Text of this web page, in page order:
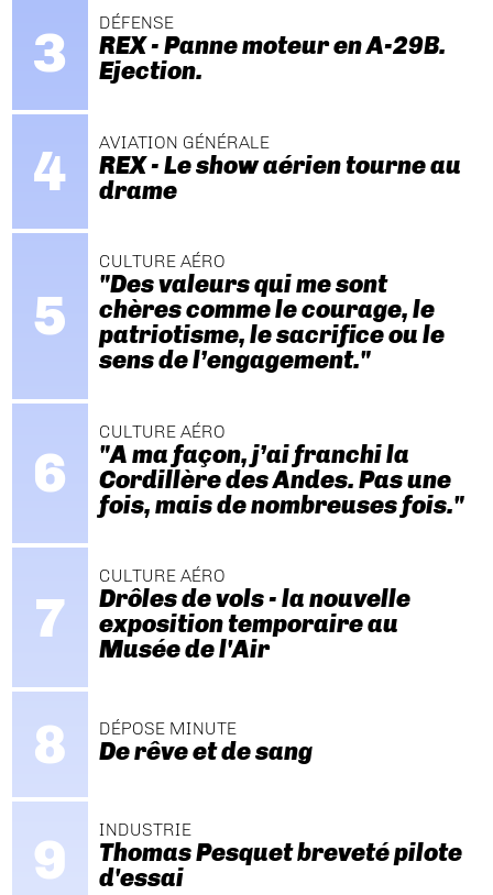
DÉFENSE
REX - Panne moteur en A-29B.
Ejection.
AVIATION GÉNÉRALE
REX - Le show aérien tourne au
drame
CULTURE AÉRO
"Des valeurs qui me sont
chères comme le courage, le
patriotisme, le sacrifice ou le
sens de l’engagement."
CULTURE AÉRO
"A ma façon, j’ai franchi la
Cordillère des Andes. Pas une
fois, mais de nombreuses fois."
CULTURE AÉRO
Drôles de vols - la nouvelle
exposition temporaire au
Musée de l'Air
DÉPOSE MINUTE
De rêve et de sang
INDUSTRIE
Thomas Pesquet breveté pilote
d'essai